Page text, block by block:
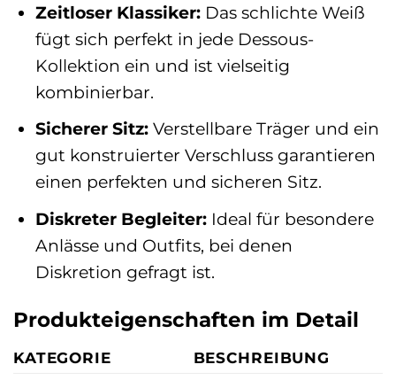
Zeitloser Klassiker:Das schlichte Weiß
fügt sich perfekt in jede Dessous-
Kollektion ein und ist vielseitig
kombinierbar.
Sicherer Sitz:Verstellbare Träger und ein
gut konstruierter Verschluss garantieren
einen perfekten und sicheren Sitz.
Diskreter Begleiter:Ideal für besondere
Anlässe und Outfits, bei denen
Diskretion gefragt ist.
Produkteigenschaften im Detail
KATEGORIE BESCHREIBUNG